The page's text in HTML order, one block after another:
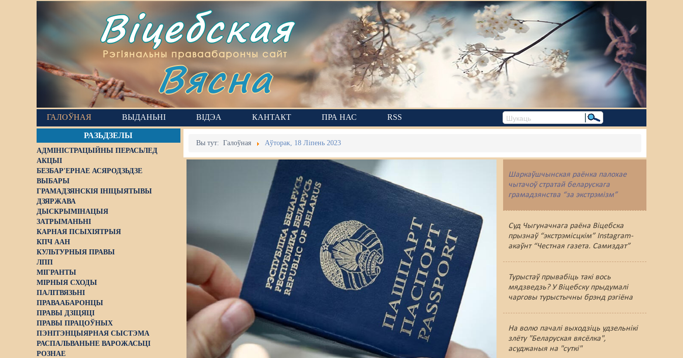
Віцебская
Рэгіянальны праваабарончы сайт
Вясна
ГАЛОЎНАЯ ВЫДАНЬНІ ВІДЭА КАНТАКТ ПРА НАС RSS
РАЗЬДЗЕЛЫ
АДМІНІСТРАЦЫЙНЫ ПЕРАСЬЛЕД
АКЦЫІ
БЕЗБАР'ЕРНАЕ АСЯРОДЗЬДЗЕ
ВЫБАРЫ
ГРАМАДЗЯНСКІЯ ІНІЦЫЯТЫВЫ
ДЗЯРЖАВА
ДЫСКРЫМІНАЦЫЯ
ЗАТРЫМАНЬНІ
КАРНАЯ ПСЫХІЯТРЫЯ
КПЧ ААН
КУЛЬТУРНЫЯ ПРАВЫ
ЛПП
МІГРАНТЫ
МІРНЫЯ СХОДЫ
ПАЛІТВЯЗЬНІ
ПРАВААБАРОНЦЫ
ПРАВЫ ДЗІЦЯЦІ
ПРАВЫ ПРАЦОЎНЫХ
ПЭНІТЭНЦЫЯРНАЯ СЫСТЭМА
РАСПАЛЬВАНЬНЕ ВАРОЖАСЬЦІ
РОЗНАЕ
Вы тут:Галоўная Аўторак, 18 Ліпень 2023
Шаркаўшчынская раёнка палохае
чытачоў стратай беларускага
грамадзянства “за экстрэмізм”
Суд Чыгуначнага раёна Віцебска
прызнаў “экстрэмісцкім” Instagram-
акаўнт “Честная газета. Самиздат”
Турыстаў прывабіць такі вось
мядзведзь? У Віцебску прыдумалі
чарговы турыстычны брэнд рэгіёна
На волю пачалі выходзіць удзельнікі
злёту "Беларуская вясёлка",
асуджаныя на "суткі"